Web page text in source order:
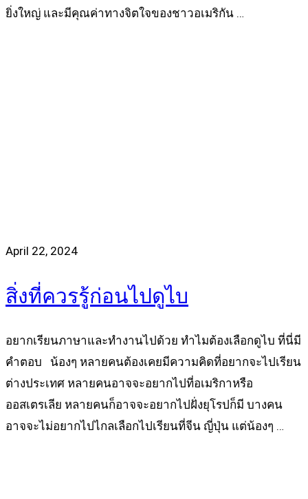
ยิ่งใหญ่ และมีคุณค่าทางจิตใจของชาวอเมริกัน …
April 22, 2024
สิ่งที่ควรรู้ก่อนไปดูไบ
อยากเรียนภาษาและทำงานไปด้วย ทำไมต้องเลือกดูไบ ที่นี่มี
คำตอบ น้องๆ หลายคนต้องเคยมีความคิดที่อยากจะไปเรียน
ต่างประเทศ หลายคนอาจจะอยากไปที่อเมริกาหรือ
ออสเตรเลีย หลายคนก็อาจจะอยากไปฝั่งยุโรปก็มี บางคน
อาจจะไม่อยากไปไกลเลือกไปเรียนที่จีน ญี่ปุ่น แต่น้องๆ …